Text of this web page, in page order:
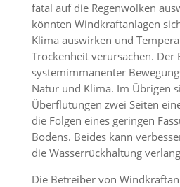
fatal auf die Regenwolken
könnten Windkraftanlagen
Klima auswirken und
Trockenheit verursachen. Der
systemimmanenter
Natur und Klima. Im Übrigen
Überflutungen zwei Seiten
die Folgen eines geringen
Bodens. Beides kann
die Wasserrückhaltung
Die Betreiber von